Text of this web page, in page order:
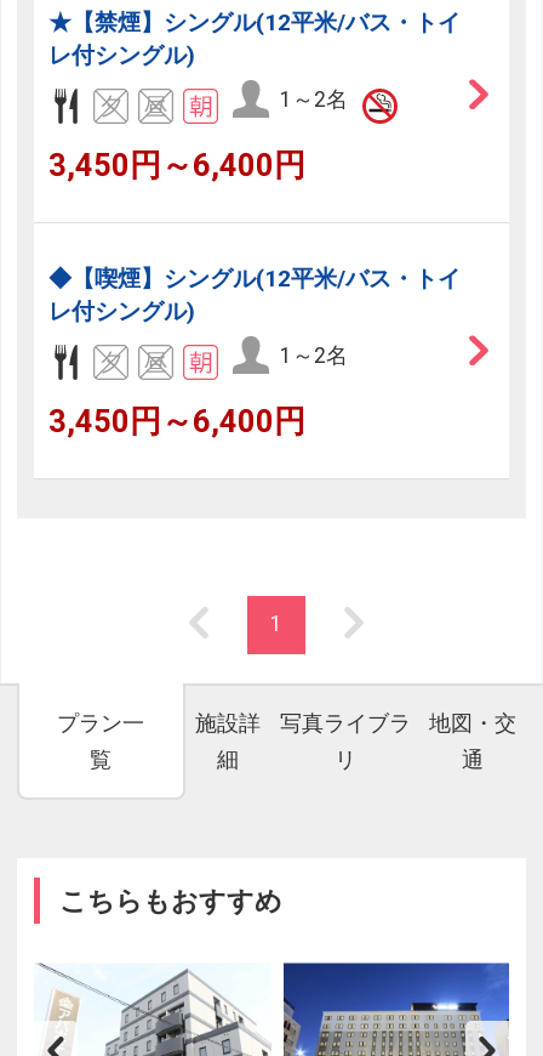
★【禁煙】シングル(12平米/バス・トイ
レ付シングル)
1～2名
3,450円～6,400円
◆【喫煙】シングル(12平米/バス・トイ
レ付シングル)
1～2名
3,450円～6,400円
1
プラン一
覧
施設詳
細
写真ライブラ
リ
地図・交
通
こちらもおすすめ